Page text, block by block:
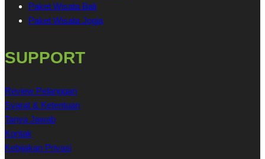
Paket Wisata Bali
Paket Wisata Jogja
SUPPORT
Review Pelanggan
Syarat & Ketentuan
Tanya Jawab
Kontak
Kebijakan Privasi